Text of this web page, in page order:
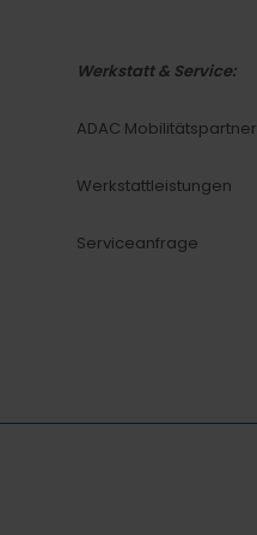
Werkstatt & Service:
ADAC Mobilitätspartner
Werkstattleistungen
Serviceanfrage